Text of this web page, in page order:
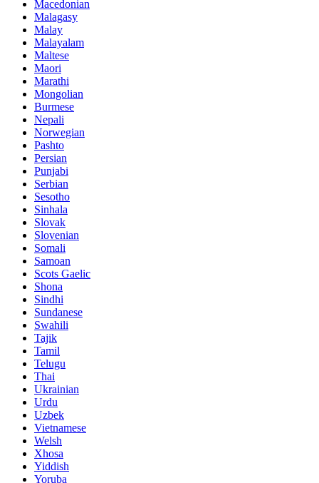
Macedonian
Malagasy
Malay
Malayalam
Maltese
Maori
Marathi
Mongolian
Burmese
Nepali
Norwegian
Pashto
Persian
Punjabi
Serbian
Sesotho
Sinhala
Slovak
Slovenian
Somali
Samoan
Scots Gaelic
Shona
Sindhi
Sundanese
Swahili
Tajik
Tamil
Telugu
Thai
Ukrainian
Urdu
Uzbek
Vietnamese
Welsh
Xhosa
Yiddish
Yoruba